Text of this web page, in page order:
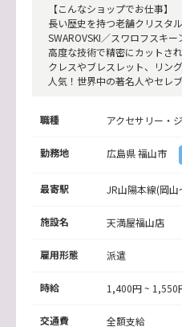
【こんなショップでお仕事】
長い歴史を持つ老舗クリスタ
SWAROVSKI／スワロフスキー
高度な技術で精密にカットさ
クレスやブレスレット、リン
人気！世界中の著名人やセレ
職種 アクセサリー・
勤務地 広島県福山市
最寄駅 JR山陽本線(岡山
施設名 天満屋福山店
雇用形態 派遣
時給 1,400円 ~ 1,550
交通費 全額支給